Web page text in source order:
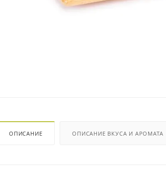
ОПИСАНИЕ ОПИСАНИЕ ВКУСА И АРОМАТА